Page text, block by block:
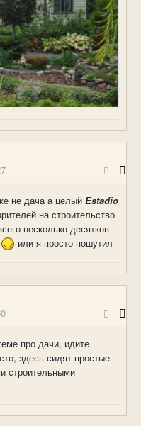
не дача а целый Estadio
на строительство
несколько десятков
или я просто пошутил
про дачи, идите
здесь сидят простые
строительными